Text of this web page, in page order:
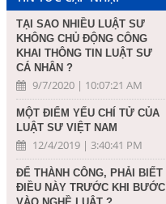
TẠI SAO NHIỀU LUẬT SƯ
KHÔNG CHỦ ĐỘNG CÔNG
KHAI THÔNG TIN LUẬT SƯ
CÁ NHÂN ?
9/7/2020 | 10:07:21 AM
MỘT ĐIỂM YẾU CHÍ TỬ CỦA
LUẬT SƯ VIỆT NAM
12/4/2019 | 3:40:41 PM
ĐỂ THÀNH CÔNG, PHẢI BIẾT
ĐIỀU NÀY TRƯỚC KHI BƯỚC